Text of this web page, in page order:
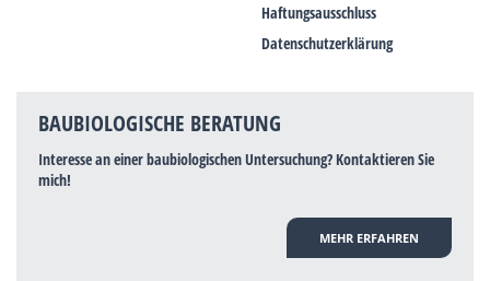
Haftungsausschluss
Datenschutzerklärung
BAUBIOLOGISCHE BERATUNG
Interesse an einer baubiologischen Untersuchung? Kontaktieren Sie
mich!
MEHR ERFAHREN